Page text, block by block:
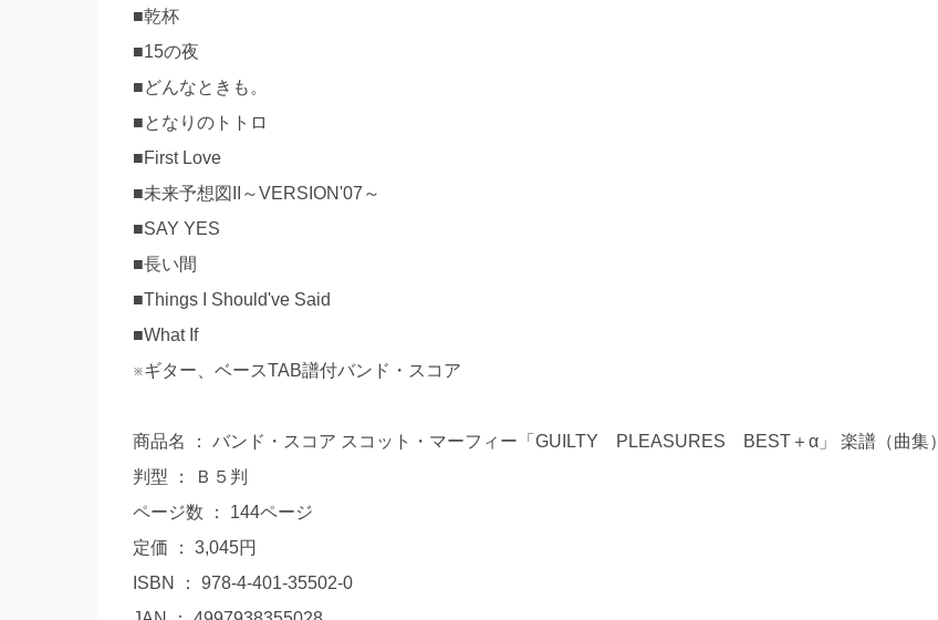
■乾杯
■15の夜
■どんなときも。
■となりのトトロ
■First Love
■未来予想図II～VERSION'07～
■SAY YES
■長い間
■Things I Should've Said
■What If
※ギター、ベースTAB譜付バンド・スコア
商品名 ： バンド・スコア スコット・マーフィー「GUILTY PLEASURES BEST＋α」 楽譜（曲集）
判型 ： Ｂ５判
ページ数 ： 144ページ
定価 ： 3,045円
ISBN ： 978-4-401-35502-0